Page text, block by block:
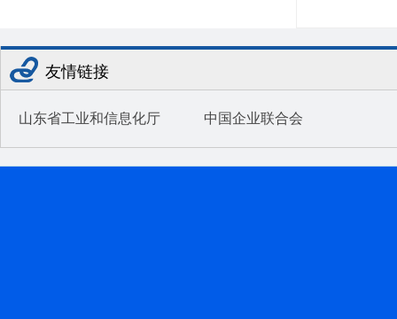
友情链接
山东省工业和信息化厅 中国企业联合会